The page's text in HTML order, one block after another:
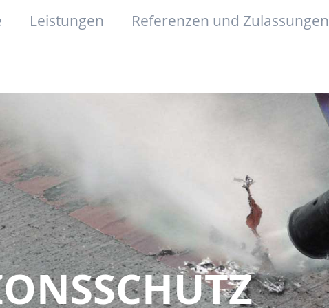
Leistungen Referenzen und Zulassungen